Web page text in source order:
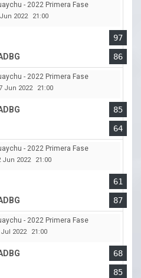
- 2022 Primera Fase
2022 21:00
97
86
- 2022 Primera Fase
Jun 2022 21:00
85
64
- 2022 Primera Fase
Jun 2022 21:00
61
87
- 2022 Primera Fase
Jul 2022 21:00
68
85